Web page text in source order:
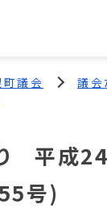
町議会
議会
平成
号)